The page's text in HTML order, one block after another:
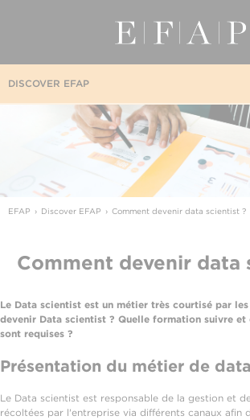
DISCOVER EFAP
EFAP Discover EFAP Comment devenir data scientist ?
Comment devenir data
Le Data scientist est un métier très courtisé par
devenir Data scientist ? Quelle formation suivre et
sont requises ?
Présentation du métier de
Le Data scientist est responsable de la gestion et
récoltées par l'entreprise via différents canaux afin